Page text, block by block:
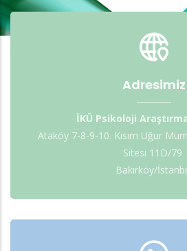
Adresimiz
İKÜ Psikoloji
Ataköy 7-8-9-10. Kısım Uğur
Sitesi 11D/79
Bakırköy/